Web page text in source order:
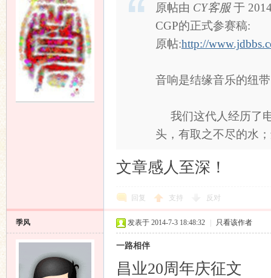
原帖由 CY客服于
CGP的正式参赛稿:
原帖:http://
音响是结缘音乐的纽
我们这代人经历了
头，有取之不尽的水
文章感人至深！
回复 支持 反对
季风 发表于 2014-7-3 18:48:32 只看该作者
一路相伴
昌业20周年庆征文